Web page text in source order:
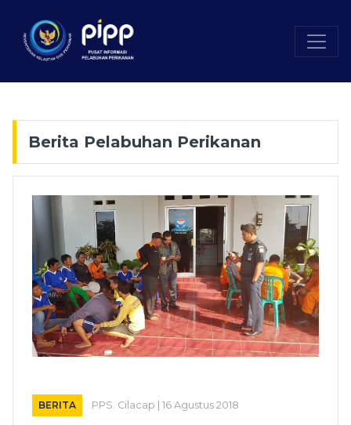
Berita Pelabuhan Perikanan
BERITA PPS. Cilacap | 16 Agustus 2018